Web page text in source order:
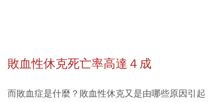
敗血性休克死亡率高達４成
而敗血症是什麼？敗血性休克又是由哪些原因引起